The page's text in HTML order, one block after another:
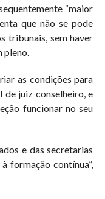
“maior
que não se pode
tribunais, sem haver
pleno.
as condições para
juiz conselheiro, e
funcionar no seu
e das secretarias
formação contínua”,